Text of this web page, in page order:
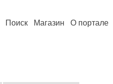
Поиск Магазин О портале